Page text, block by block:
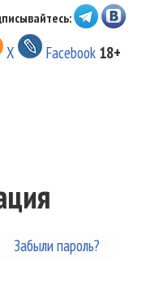
X Facebook 18+
Забыли пароль?